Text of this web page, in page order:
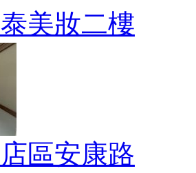
美妝二樓
區安康路